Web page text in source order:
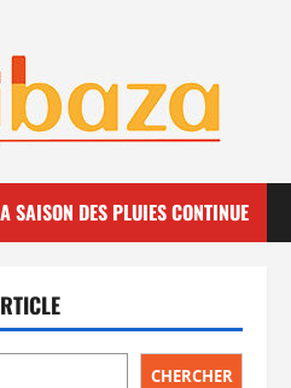
SAISON DES PLUIES CONTINUE
CHERCHER